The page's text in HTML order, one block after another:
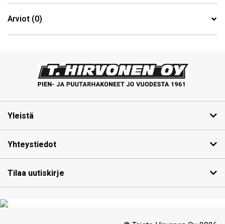
Arviot (0)
Yleistä
Yhteystiedot
Tilaa uutiskirje